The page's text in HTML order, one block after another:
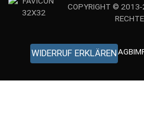
COPYRIGHT © 2013-
WIDERRUF ERKLÄREN AGB